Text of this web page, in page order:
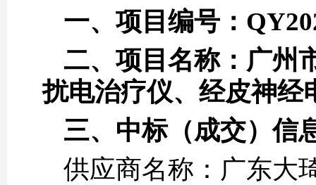
一、项目编号：
二、项目名称：广州
扰电治疗仪、经皮神经
三、中标（成交）信
供应商名称：广东大